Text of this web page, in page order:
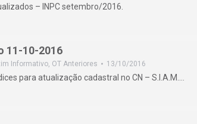
– INPC setembro/2016.
11-10-2016
Informativo, OT Anteriores 13/10/2016
para atualização cadastral no CN – S.I.A.M.…